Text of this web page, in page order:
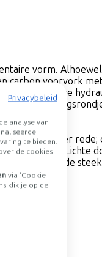
vorm.
carbon voorvork
betrouwbare
het
is niet zonder
ijs gegaan.
En de
Privacybeleid
analyse van
te bieden.
de cookies
via 'Cookie
klik je op de